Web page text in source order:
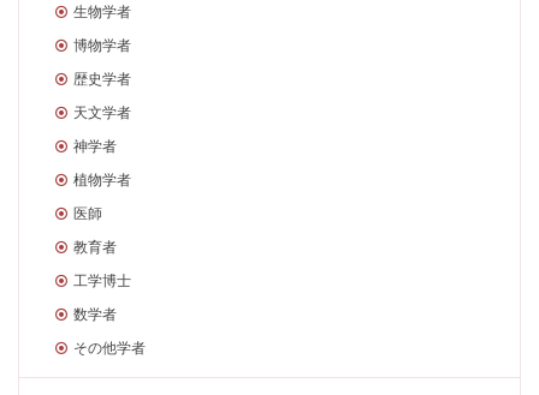
生物学者
博物学者
歴史学者
天文学者
神学者
植物学者
医師
教育者
工学博士
数学者
その他学者